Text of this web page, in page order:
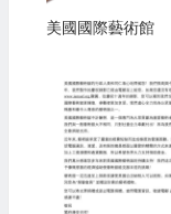
美國國際藝術館